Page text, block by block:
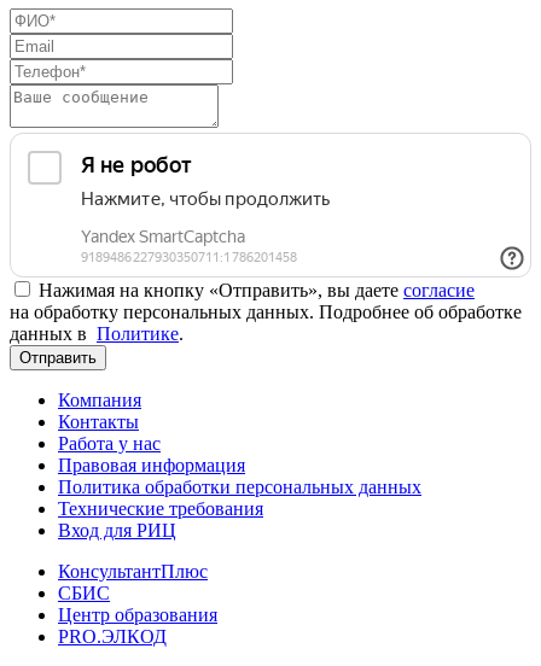
Нажимая на кнопку «Отправить», вы даете согласие
на обработку персональных данных. Подробнее об обработке
данных в Политике.
Отправить
Компания
Контакты
Работа у нас
Правовая информация
Политика обработки персональных данных
Технические требования
Вход для РИЦ
КонсультантПлюс
СБИС
Центр образования
PRO.ЭЛКОД